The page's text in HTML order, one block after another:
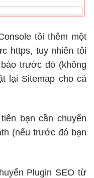
tôi thêm một
https, tuy nhiên tôi
trước đó (không
lại Sitemap cho cả
bạn cần chuyển
(nếu trước đó bạn
Plugin SEO từ